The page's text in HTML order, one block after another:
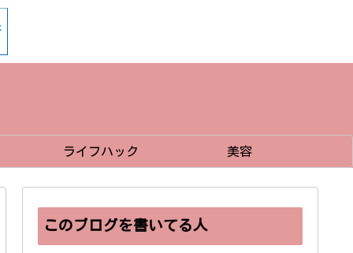
ライフハック 美容
このブログを書いてる人